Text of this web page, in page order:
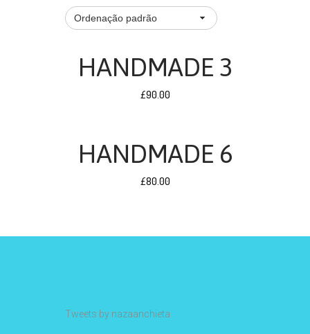
HANDMADE 3
£90.00
HANDMADE 6
£80.00
Tweets by nazaanchieta